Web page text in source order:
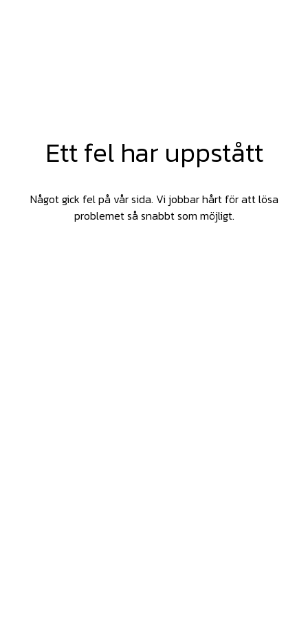
Ett fel har uppstått
Något gick fel på vår sida. Vi jobbar hårt för att lösa
problemet så snabbt som möjligt.